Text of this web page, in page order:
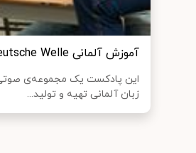
آموزش آلمانی Chapter 18 - No belongings, no luggage) Deutsche Welle)
این پادکست یک مجموعه‌ی
زبان آلمانی تهیه و تولید...